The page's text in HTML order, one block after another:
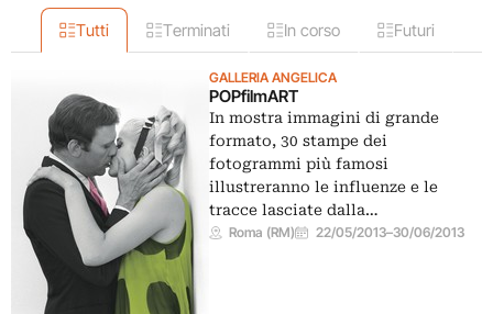
Tutti Terminati In corso Futuri
GALLERIA ANGELICA
POPfilmART
In mostra immagini di grande
formato, 30 stampe dei
fotogrammi più famosi
illustreranno le influenze e le
tracce lasciate dalla…
Roma (RM) 22/05/2013–30/06/2013